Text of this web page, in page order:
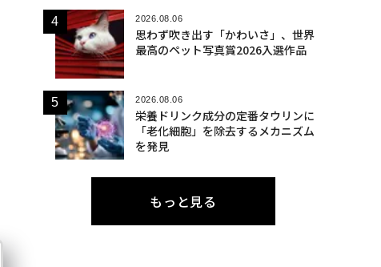
2026.08.06
思わず吹き出す「かわいさ」、世界
最高のペット写真賞2026入選作品
2026.08.06
栄養ドリンク成分の定番タウリンに
「老化細胞」を除去するメカニズム
を発見
もっと見る